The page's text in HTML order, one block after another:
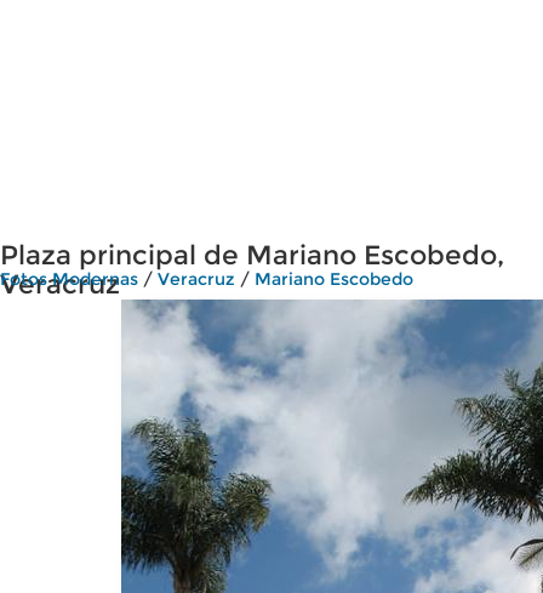
Plaza principal de Mariano Escobedo,
Veracruz
Fotos Modernas / Veracruz / Mariano Escobedo